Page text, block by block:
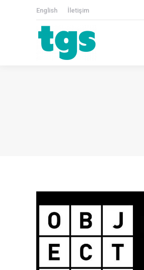
English İletişim